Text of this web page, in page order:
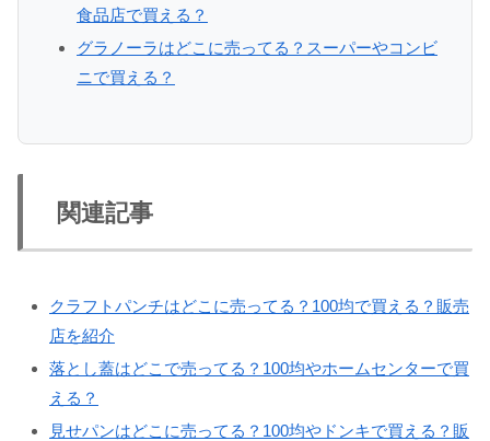
食品店で買える？
グラノーラはどこに売ってる？スーパーやコンビ
ニで買える？
関連記事
クラフトパンチはどこに売ってる？100均で買える？販売
店を紹介
落とし蓋はどこで売ってる？100均やホームセンターで買
える？
見せパンはどこに売ってる？100均やドンキで買える？販